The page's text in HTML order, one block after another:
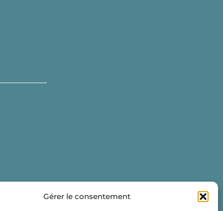
Gérer le consentement